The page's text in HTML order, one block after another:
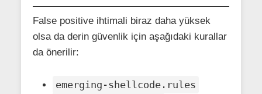
False positive ihtimali biraz daha yüksek
olsa da derin güvenlik için aşağıdaki kurallar
da önerilir:
emerging-shellcode.rules